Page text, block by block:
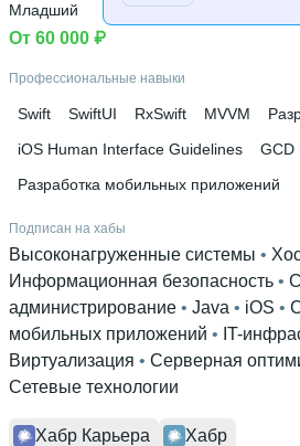
Младший
От 60 000 ₽
Профессиональные навыки
Swift SwiftUI RxSwift MVVM
iOS Human Interface Guidelines
GCD
Разработка мобильных приложений
Подписан на хабы
Высоконагруженные системы •
Информационная безопасность •
администрирование • Java • iOS •
мобильных приложений • IT-
Виртуализация • Серверная
Сетевые технологии
Хабр Карьера Хабр